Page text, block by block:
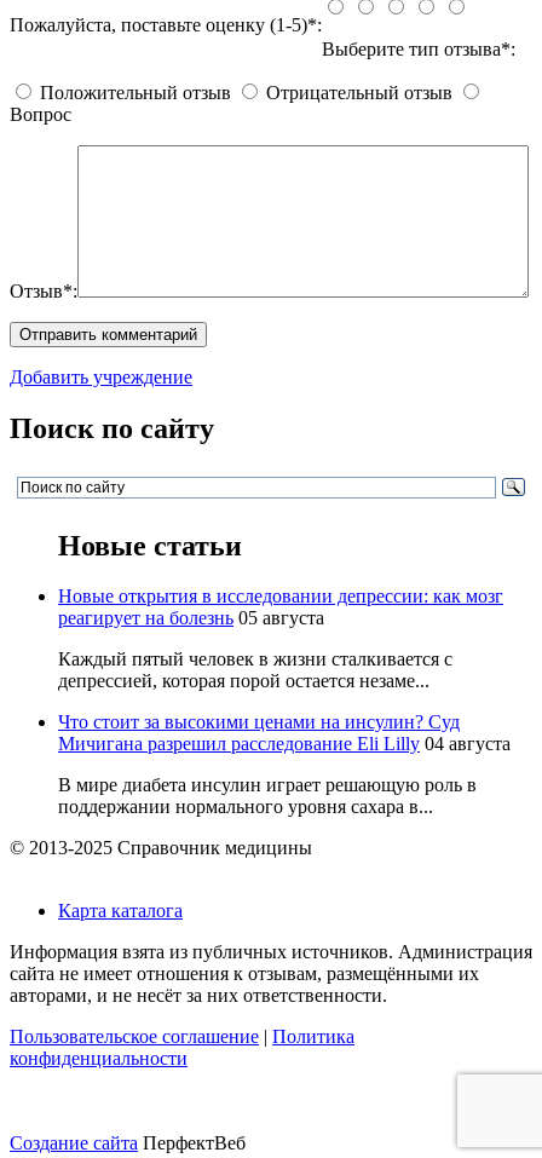
Пожалуйста, поставьте оценку (1-5)*:
Выберите тип отзыва*:
Положительный отзыв
Отрицательный отзыв
Вопрос
Отзыв*:
Добавить учреждение
Поиск по сайту
Новые статьи
Новые открытия в исследовании депрессии: как мозг
реагирует на болезнь 05 августа
Каждый пятый человек в жизни сталкивается с
депрессией, которая порой остается незаме...
Что стоит за высокими ценами на инсулин? Суд
Мичигана разрешил расследование Eli Lilly 04 августа
В мире диабета инсулин играет решающую роль в
поддержании нормального уровня сахара в...
© 2013-2025 Справочник медицины
Карта каталога
Информация взята из публичных источников. Администрация
сайта не имеет отношения к отзывам, размещёнными их
авторами, и не несёт за них ответственности.
Пользовательское соглашение
Политика
конфиденциальности
Создание сайта ПерфектВеб